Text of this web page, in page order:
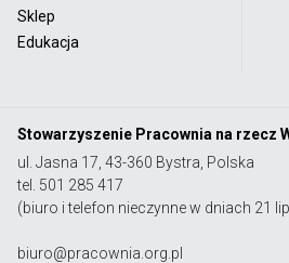
Sklep
Edukacja
Stowarzyszenie Pracownia na rzecz
ul. Jasna 17, 43-360 Bystra, Polska
tel. 501 285 417
(biuro i telefon nieczynne w dniach 21
biuro@pracownia.org.pl